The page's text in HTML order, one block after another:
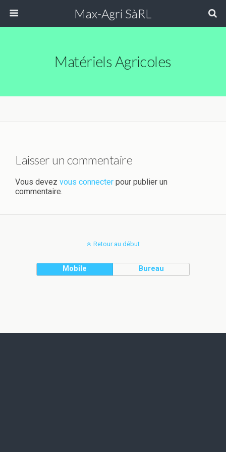
Max-Agri SàRL
Matériels Agricoles
Laisser un commentaire
Vous devez vous connecter pour publier un
commentaire.
Retour au début
Mobile Bureau